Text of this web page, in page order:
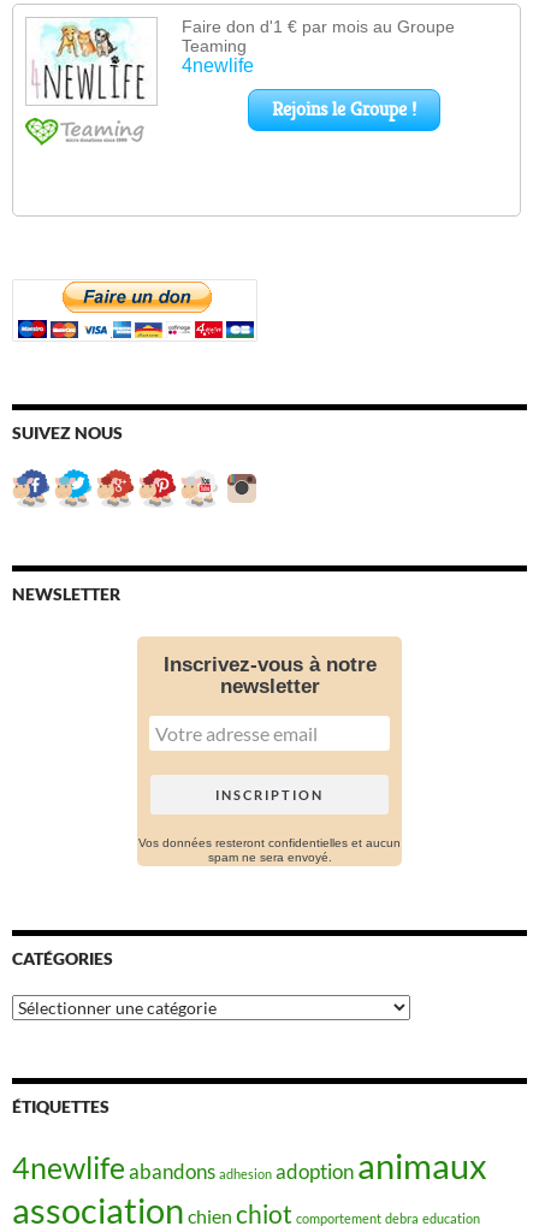
SUIVEZ NOUS
NEWSLETTER
Inscrivez-vous à notre
newsletter
Vos données resteront confidentielles et aucun
spam ne sera envoyé.
CATÉGORIES
Catégories
ÉTIQUETTES
4newlifeabandons adhesion adoptionanimaux
association chien chiot comportement debra education